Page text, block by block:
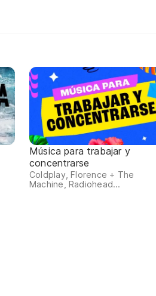
Música para trabajar y
concentrarse
Coldplay, Florence + The
Machine, Radiohead...